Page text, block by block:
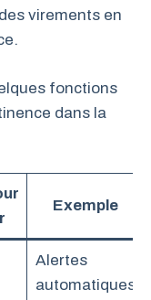
virements en
fonctions
dans la
Exemple
Alertes
automatiques